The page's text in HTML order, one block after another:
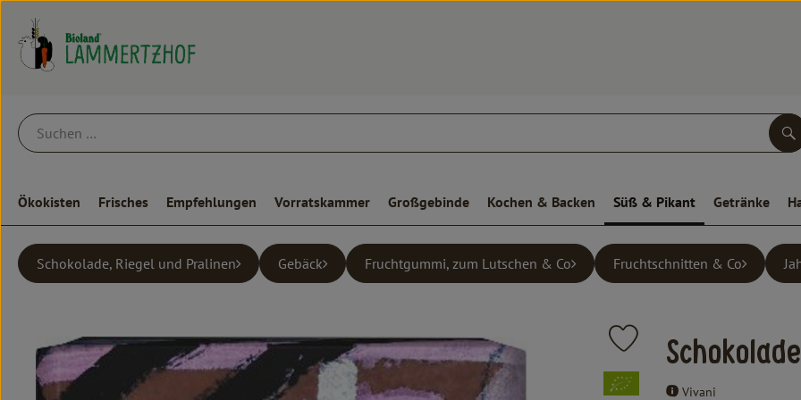
Ökokisten Frisches Empfehlungen Vorratskammer Großgebinde Kochen & Backen Süß & Pikant Getränke
Schokolade, Riegel und Pralinen Gebäck Fruchtgummi, zum Lutschen & Co Fruchtschnitten & Co
Vivani
Produkt zu Favouriten hinzufügen
, Verband: